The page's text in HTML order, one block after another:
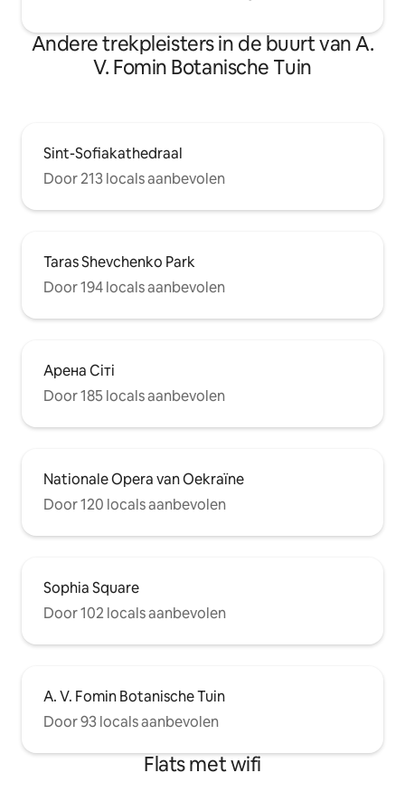
Andere trekpleisters in de buurt van A.
V. Fomin Botanische Tuin
Sint-Sofiakathedraal
Door 213 locals aanbevolen
Taras Shevchenko Park
Door 194 locals aanbevolen
Арена Сіті
Door 185 locals aanbevolen
Nationale Opera van Oekraïne
Door 120 locals aanbevolen
Sophia Square
Door 102 locals aanbevolen
A. V. Fomin Botanische Tuin
Door 93 locals aanbevolen
Flats met wifi